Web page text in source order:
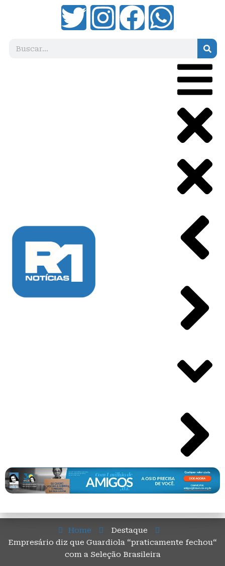
Home
Destaque
Empresário diz que Guardiola “praticamente fechou“
com a Seleção Brasileira